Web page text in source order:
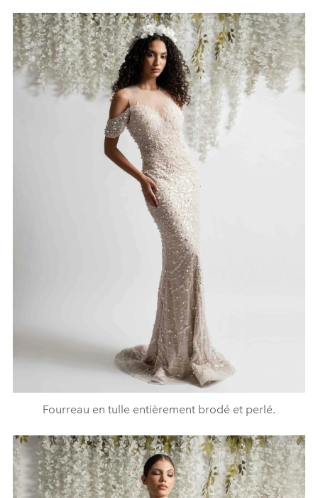
Fourreau en tulle entièrement brodé et perlé.